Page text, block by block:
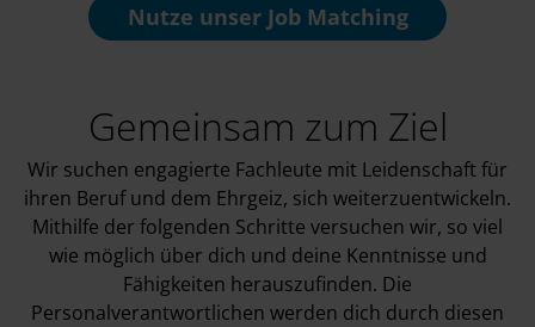
Nutze unserJob Matching
Gemeinsam zum Ziel
Wir suchen engagierte Fachleute mit Leidenschaft für
ihren Beruf und dem Ehrgeiz, sich weiterzuentwickeln.
Mithilfe der folgenden Schritte versuchen wir, so viel
wie möglich über dich und deine Kenntnisse und
Fähigkeiten herauszufinden. Die
Personalverantwortlichen werden dich durch diesen